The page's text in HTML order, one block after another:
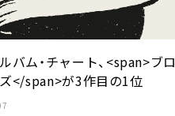
バム・チャート、<span>ブロ
</span>が3作目の1位